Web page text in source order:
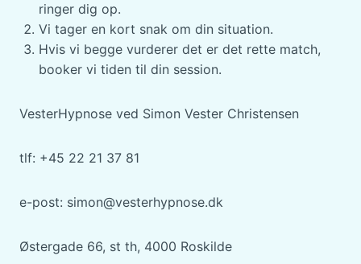
ringer dig op.
Vi tager en kort snak om din situation.
Hvis vi begge vurderer det er det rette match,
booker vi tiden til din session.
VesterHypnose ved Simon Vester Christensen
tlf: +45 22 21 37 81
e-post: simon@vesterhypnose.dk
Østergade 66, st th, 4000 Roskilde